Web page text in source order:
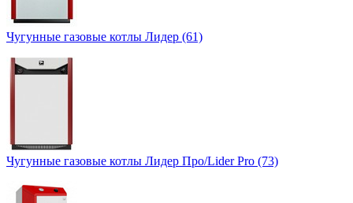
Чугунные газовые котлы Лидер (61)
Чугунные газовые котлы Лидер Про/Lider Pro (73)